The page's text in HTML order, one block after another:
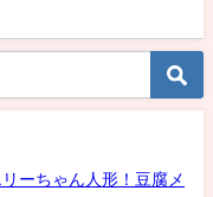
ーちゃん人形！豆腐メ